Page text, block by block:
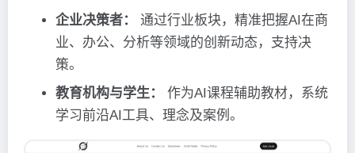
企业决策者：
通过行业板块，精准把握AI在商
业、办公、分析等领域的创新动态，支持决
策。
教育机构与学生：
作为AI课程辅助教材，系统
学习前沿AI工具、理念及案例。